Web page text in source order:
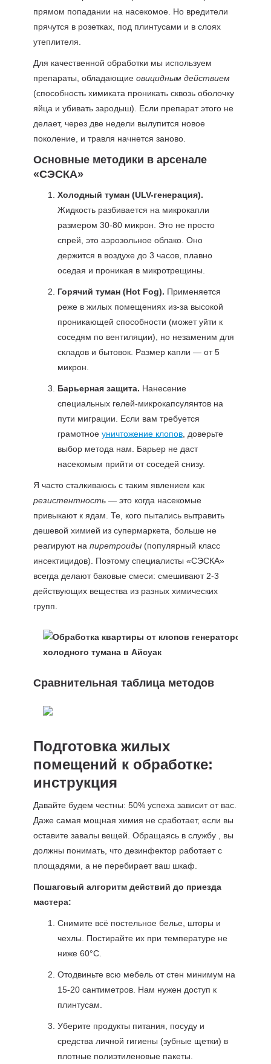
прямом попадании на насекомое. Но вредители
прячутся в розетках, под плинтусами и в слоях
утеплителя.
Для качественной обработки мы используем
препараты, обладающие овицидным действием
(способность химиката проникать сквозь оболочку
яйца и убивать зародыш). Если препарат этого не
делает, через две недели вылупится новое
поколение, и травля начнется заново.
Основные методики в арсенале
«СЭСКА»
Холодный туман (ULV-генерация).
Жидкость разбивается на микрокапли
размером 30-80 микрон. Это не просто
спрей, это аэрозольное облако. Оно
держится в воздухе до 3 часов, плавно
оседая и проникая в микротрещины.
Горячий туман (Hot Fog). Применяется
реже в жилых помещениях из-за высокой
проникающей способности (может уйти к
соседям по вентиляции), но незаменим для
складов и бытовок. Размер капли — от 5
микрон.
Барьерная защита. Нанесение
специальных гелей-микрокапсулянтов на
пути миграции. Если вам требуется
грамотное уничтожение клопов, доверьте
выбор метода нам. Барьер не даст
насекомым прийти от соседей снизу.
Я часто сталкиваюсь с таким явлением как
резистентность— это когда насекомые
привыкают к ядам. Те, кого пытались вытравить
дешевой химией из супермаркета, больше не
реагируют на пиретроиды(популярный класс
инсектицидов). Поэтому специалисты «СЭСКА»
всегда делают баковые смеси: смешивают 2-3
действующих вещества из разных химических
групп.
Сравнительная таблица методов
Подготовка жилых
помещений к обработке:
инструкция
Давайте будем честны: 50% успеха зависит от вас.
Даже самая мощная химия не сработает, если вы
оставите завалы вещей. Обращаясь в службу , вы
должны понимать, что дезинфектор работает с
площадями, а не перебирает ваш шкаф.
Пошаговый алгоритм действий до приезда
мастера:
Снимите всё постельное белье, шторы и
чехлы. Постирайте их при температуре не
ниже 60°C.
Отодвиньте всю мебель от стен минимум на
15-20 сантиметров. Нам нужен доступ к
плинтусам.
Уберите продукты питания, посуду и
средства личной гигиены (зубные щетки) в
плотные полиэтиленовые пакеты.